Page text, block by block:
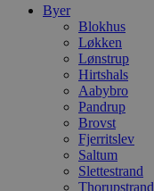
Byer
Blokhus
Løkken
Lønstrup
Hirtshals
Aabybro
Pandrup
Brovst
Fjerritslev
Saltum
Slettestrand
Thorupstrand